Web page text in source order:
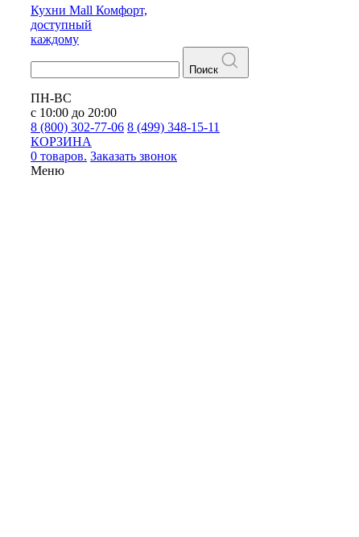
Кухни Mall Комфорт,
доступный
каждому
Поиск
ПН-ВС
с 10:00 до 20:00
8 (800) 302-77-06 8 (499) 348-15-11
КОРЗИНА
0 товаров. Заказать звонок
Меню